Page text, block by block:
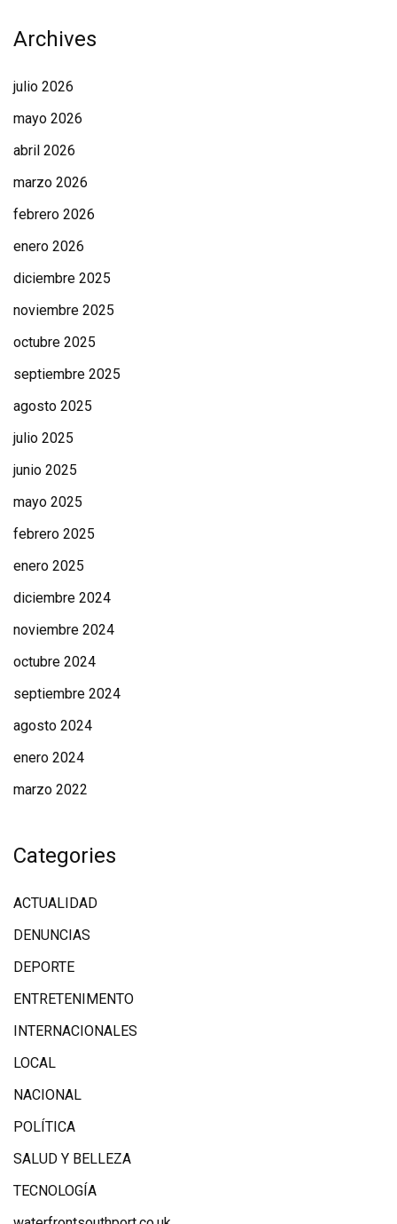
Archives
julio 2026
mayo 2026
abril 2026
marzo 2026
febrero 2026
enero 2026
diciembre 2025
noviembre 2025
octubre 2025
septiembre 2025
agosto 2025
julio 2025
junio 2025
mayo 2025
febrero 2025
enero 2025
diciembre 2024
noviembre 2024
octubre 2024
septiembre 2024
agosto 2024
enero 2024
marzo 2022
Categories
ACTUALIDAD
DENUNCIAS
DEPORTE
ENTRETENIMENTO
INTERNACIONALES
LOCAL
NACIONAL
POLÍTICA
SALUD Y BELLEZA
TECNOLOGÍA